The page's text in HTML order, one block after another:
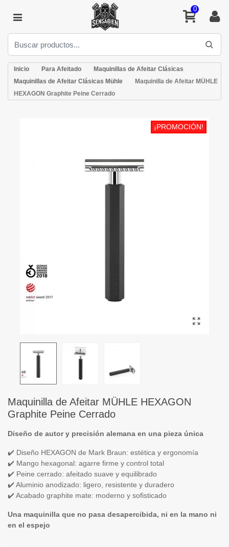
0
Inicio Para Afeitado
Maquinillas de Afeitar Clásicas
Maquinillas de Afeitar Clásicas Mühle
Maquinilla de Afeitar MÜHLE
HEXAGON Graphite Peine Cerrado
¡PROMOCIÓN!
Maquinilla de Afeitar MÜHLE HEXAGON
Graphite Peine Cerrado
Diseño de autor y precisión alemana en una pieza única
✔️ Diseño HEXAGON de Mark Braun: estética y ergonomía
✔️ Mango hexagonal: agarre firme y control total
✔️ Peine cerrado: afeitado suave y equilibrado
✔️ Aluminio anodizado: ligero, resistente y duradero
✔️ Acabado graphite mate: moderno y sofisticado
Una maquinilla que no pasa desapercibida, ni en la mano ni
en el espejo